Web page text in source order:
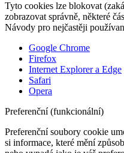
Tyto cookies lze blokovat
zobrazovat správně, některé
Návody pro nejčastěji
Google Chrome
Firefox
Internet Explorer a Edge
Safari
Opera
Preferenční (funkcionální)
Preferenční soubory cookie
si informace, které mění